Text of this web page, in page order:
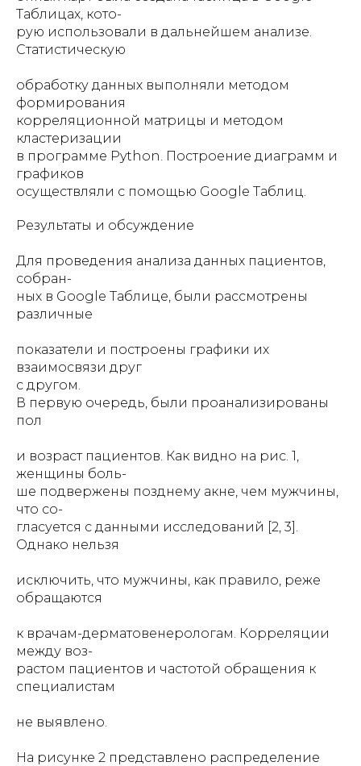
Таблицах, кото-
рую использовали в дальнейшем анализе.
Статистическую
обработку данных выполняли методом
формирования
корреляционной матрицы и методом
кластеризации
в программе Python. Построение диаграмм и
графиков
осуществляли с помощью Google Таблиц.
Результаты и обсуждение
Для проведения анализа данных пациентов,
собран-
ных в Google Таблице, были рассмотрены
различные
показатели и построены графики их
взаимосвязи друг
с другом.
В первую очередь, были проанализированы
пол
и возраст пациентов. Как видно на рис. 1,
женщины боль-
ше подвержены позднему акне, чем мужчины,
что со-
гласуется с данными исследований [2, 3].
Однако нельзя
исключить, что мужчины, как правило, реже
обращаются
к врачам-дерматовенерологам. Корреляции
между воз-
растом пациентов и частотой обращения к
специалистам
не выявлено.
На рисунке 2 представлено распределение